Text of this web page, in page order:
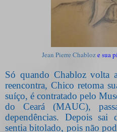
Jean Pierre Chabloze sua
Só quando Chabloz volta
reencontra, Chico retoma
suíço, é contratado pelo
do Ceará (MAUC),
dependências. Depois sai
sentia bitolado, pois não